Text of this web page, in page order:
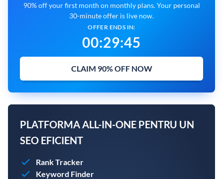
90% off your first month on monthly plans. Your personal
30-minute offer is live now.
OFFER ENDS IN:
00:29:44
CLAIM 90% OFF NOW
PLATFORMA ALL-IN-ONE PENTRU UN
SEO EFICIENT
Rank Tracker
Keyword Finder